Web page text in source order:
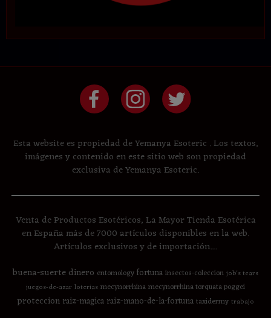
Esta website es propiedad de Yemanya Esoteric . Los textos,
imágenes y contenido en este sitio web son propiedad
exclusiva de Yemanya Esoteric.
Venta de Productos Esotéricos, La Mayor Tienda Esotérica
en España más de 7000 artículos disponibles en la web.
Artículos exclusivos y de importación....
buena-suertedinero entomologyfortunainsectos-coleccion job's tears
juegos-de-azar loterias mecynorrhinamecynorrhina torquata poggei
proteccion raiz-magica raiz-mano-de-la-fortunataxidermy trabajo